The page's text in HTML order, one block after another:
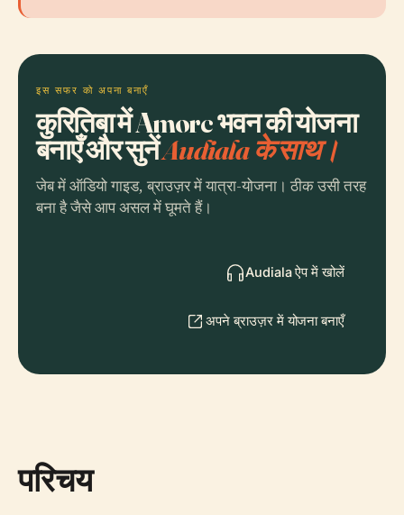
इस सफर को अपना बनाएँ
कुरितिबा में Amorc भवन की योजना
बनाएँ और सुनेंAudiala के साथ।
जेब में ऑडियो गाइड, ब्राउज़र में यात्रा-योजना। ठीक उसी तरह
बना है जैसे आप असल में घूमते हैं।
Audiala ऐप में खोलें
अपने ब्राउज़र में योजना बनाएँ
परिचय